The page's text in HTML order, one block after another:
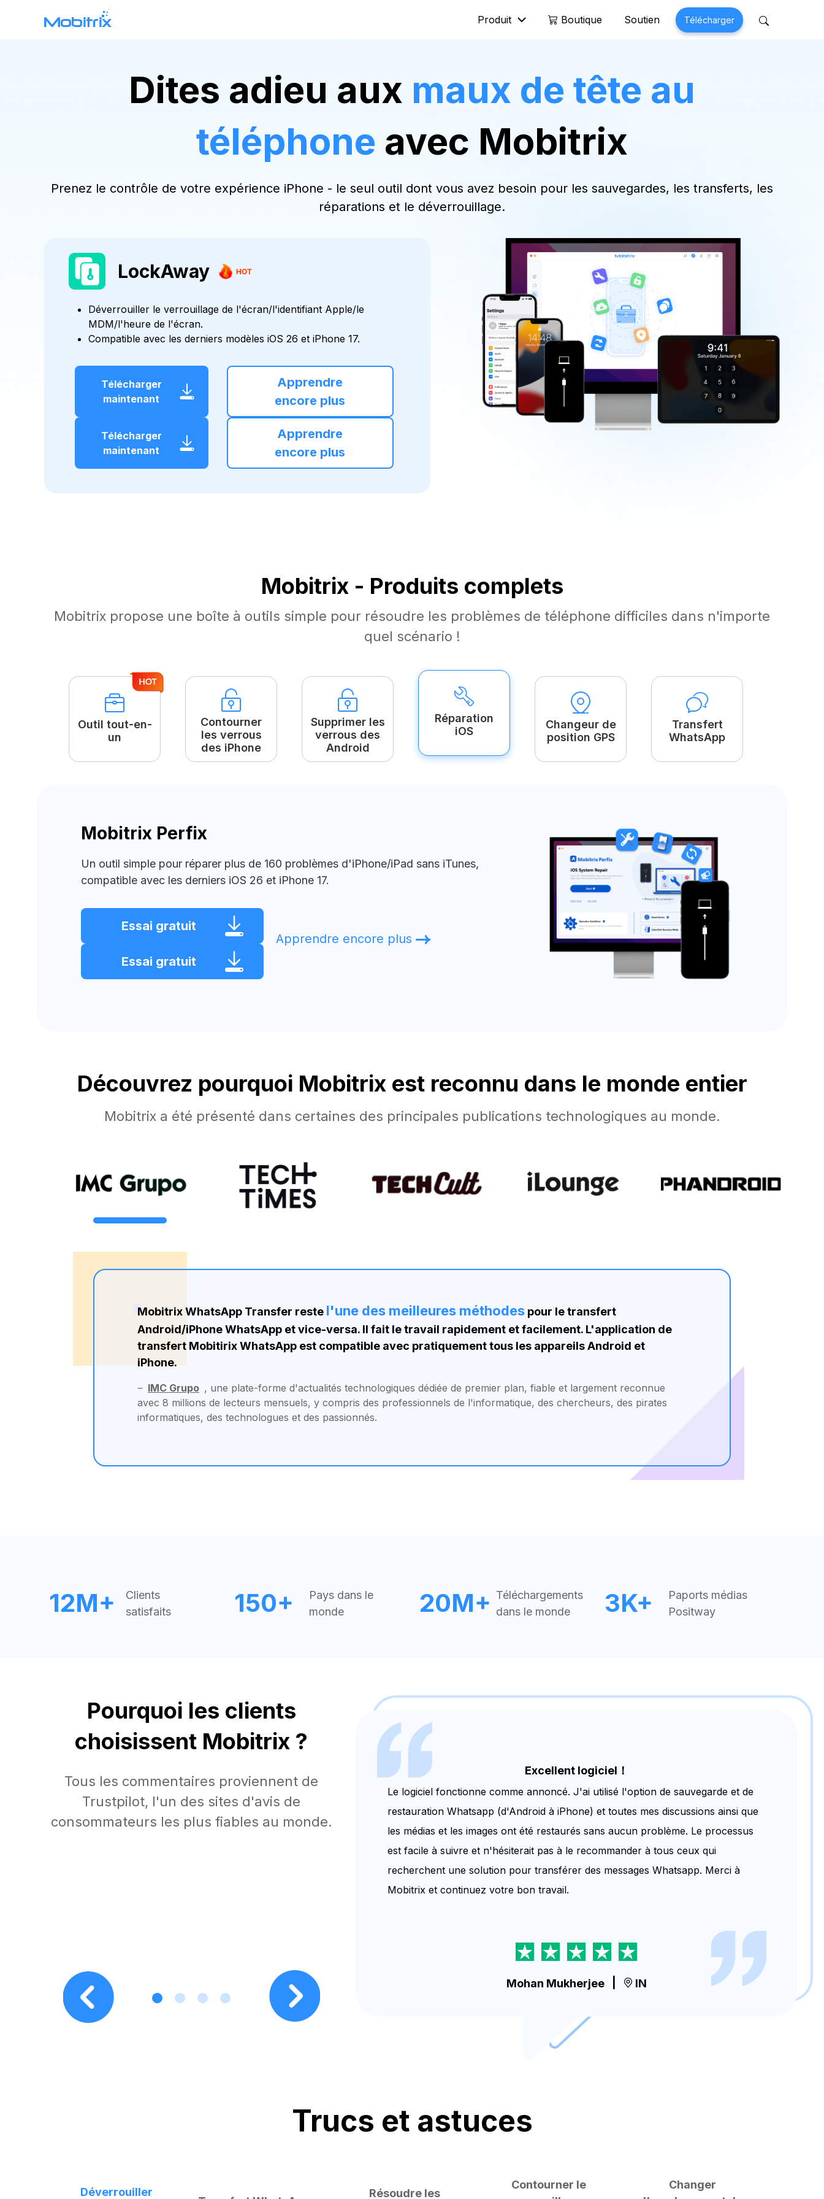
Produit
Transfert de données WhatsApp >
Déverrouiller le code d'accès de
l'iPhone >
Réparation d'Iphone
>
Changeur d'emplacement iOS
>
Boutique Soutien Télécharger
Dites adieu aux maux de tête au
téléphone avec Mobitrix
Prenez le contrôle de votre expérience iPhone - le seul outil dont vous avez besoin pour les sauvegardes, les transferts, les
réparations et le déverrouillage.
LockAway
Déverrouiller le verrouillage de l'écran/l'identifiant Apple/le
MDM/l'heure de l'écran.
Compatible avec les derniers modèles iOS 26 et iPhone 17.
Télécharger
maintenant
Apprendre
encore plus
Télécharger
maintenant
Apprendre
encore plus
Mobitrix - Produits complets
Mobitrix propose une boîte à outils simple pour résoudre les problèmes de téléphone difficiles dans n'importe
quel scénario !
Outil tout-en-
un
Contourner
les verrous
des iPhone
Supprimer les
verrous des
Android
Réparation
iOS
Changeur de
position GPS
Transfert
WhatsApp
Mobitrix Perfix
Un outil simple pour réparer plus de 160 problèmes d'iPhone/iPad sans iTunes,
compatible avec les derniers iOS 26 et iPhone 17.
Essai gratuit
Essai gratuit
Apprendre encore plus
Découvrez pourquoi Mobitrix est reconnu dans le monde entier
Mobitrix a été présenté dans certaines des principales publications technologiques au monde.
Mobitrix WhatsApp Transfer reste l'une des meilleures méthodes pour le transfert
Android/iPhone WhatsApp et vice-versa. Il fait le travail rapidement et facilement. L'application de
transfert Mobitirix WhatsApp est compatible avec pratiquement tous les appareils Android et
iPhone.
‒ IMC Grupo , une plate-forme d'actualités technologiques dédiée de premier plan, fiable et largement reconnue
avec 8 millions de lecteurs mensuels, y compris des professionnels de l'informatique, des chercheurs, des pirates
informatiques, des technologues et des passionnés.
12M+
Clients
satisfaits
150+
Pays dans le
monde
20M+ Téléchargements
dans le monde
3K+
Paports médias
Positway
Pourquoi les clients
choisissent Mobitrix ?
Tous les commentaires proviennent de
Trustpilot, l'un des sites d'avis de
consommateurs les plus fiables au monde.
gratuite de transfert de messages WhatsApp
essayé plusieurs sans avantages. finalement, j'ai décidé
parce que j'ai vu de bonnes critiques sur leur
Ali Salman |
Excellent logiciel！
Le logiciel fonctionne comme annoncé. J'ai utilisé l'option de sauvegarde et de
restauration Whatsapp (d'Android à iPhone) et toutes mes discussions ainsi que
les médias et les images ont été restaurés sans aucun problème. Le processus
est facile à suivre et n'hésiterait pas à le recommander à tous ceux qui
recherchent une solution pour transférer des messages Whatsapp. Merci à
Mobitrix et continuez votre bon travail.
Mohan Mukherjee IN
Trucs et astuces
Déverrouiller Résoudre les
Contourner le
Changer